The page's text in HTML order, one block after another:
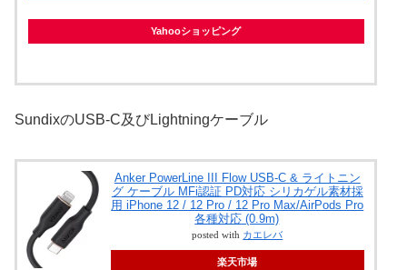
Yahooショッピング
SundixのUSB-C及びLightningケーブル
Anker PowerLine III Flow USB-C & ライトニン
グ ケーブル MFi認証 PD対応 シリカゲル素材採
用 iPhone 12 / 12 Pro / 12 Pro Max/AirPods Pro
各種対応 (0.9m)
posted with カエレバ
楽天市場